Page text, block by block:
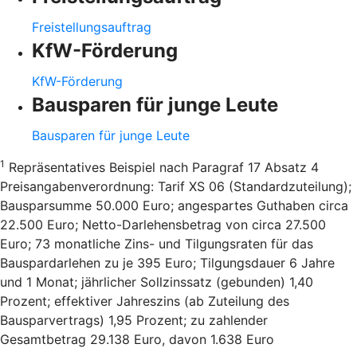
Freistellungsauftrag
KfW-Förderung
KfW-Förderung
Bausparen für junge Leute
Bausparen für junge Leute
1 Repräsentatives Beispiel nach Paragraf 17 Absatz 4
Preisangabenverordnung: Tarif XS 06 (Standardzuteilung);
Bausparsumme 50.000 Euro; angespartes Guthaben circa
22.500 Euro; Netto-Darlehensbetrag von circa 27.500
Euro; 73 monatliche Zins- und Tilgungsraten für das
Bauspardarlehen zu je 395 Euro; Tilgungsdauer 6 Jahre
und 1 Monat; jährlicher Sollzinssatz (gebunden) 1,40
Prozent; effektiver Jahreszins (ab Zuteilung des
Bausparvertrags) 1,95 Prozent; zu zahlender
Gesamtbetrag 29.138 Euro, davon 1.638 Euro